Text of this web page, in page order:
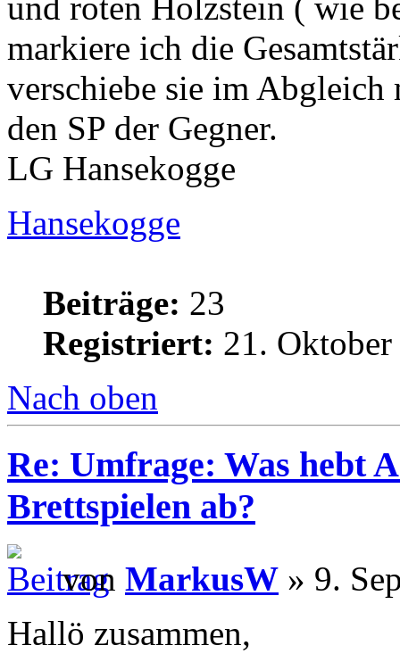
und roten Holzstein ( wie
markiere ich die
verschiebe sie im Abgleich
den SP der Gegner.
LG Hansekogge
Hansekogge
Beiträge: 23
Registriert: 21.
Nach oben
Re: Umfrage: Was hebt
Brettspielen ab?
von MarkusW » 9.
Hallö zusammen,